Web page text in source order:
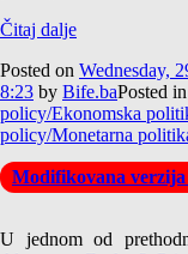
Čitaj dalje
Posted on Wednesday,
8:23 by Bife.baPosted in
policy/Ekonomska
policy/Monetarna
Modifikovana verzija
U jednom od